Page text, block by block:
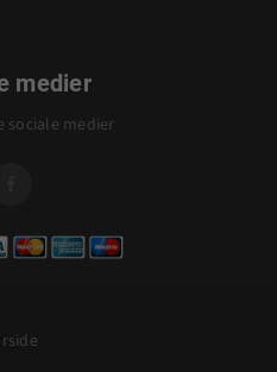
medier
sociale medier